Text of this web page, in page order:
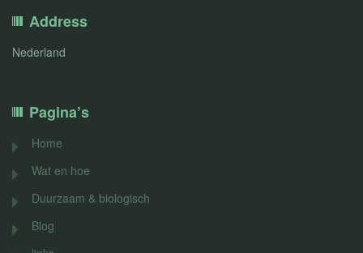
Address
Nederland
Pagina’s
Home
Wat en hoe
Duurzaam & biologisch
Blog